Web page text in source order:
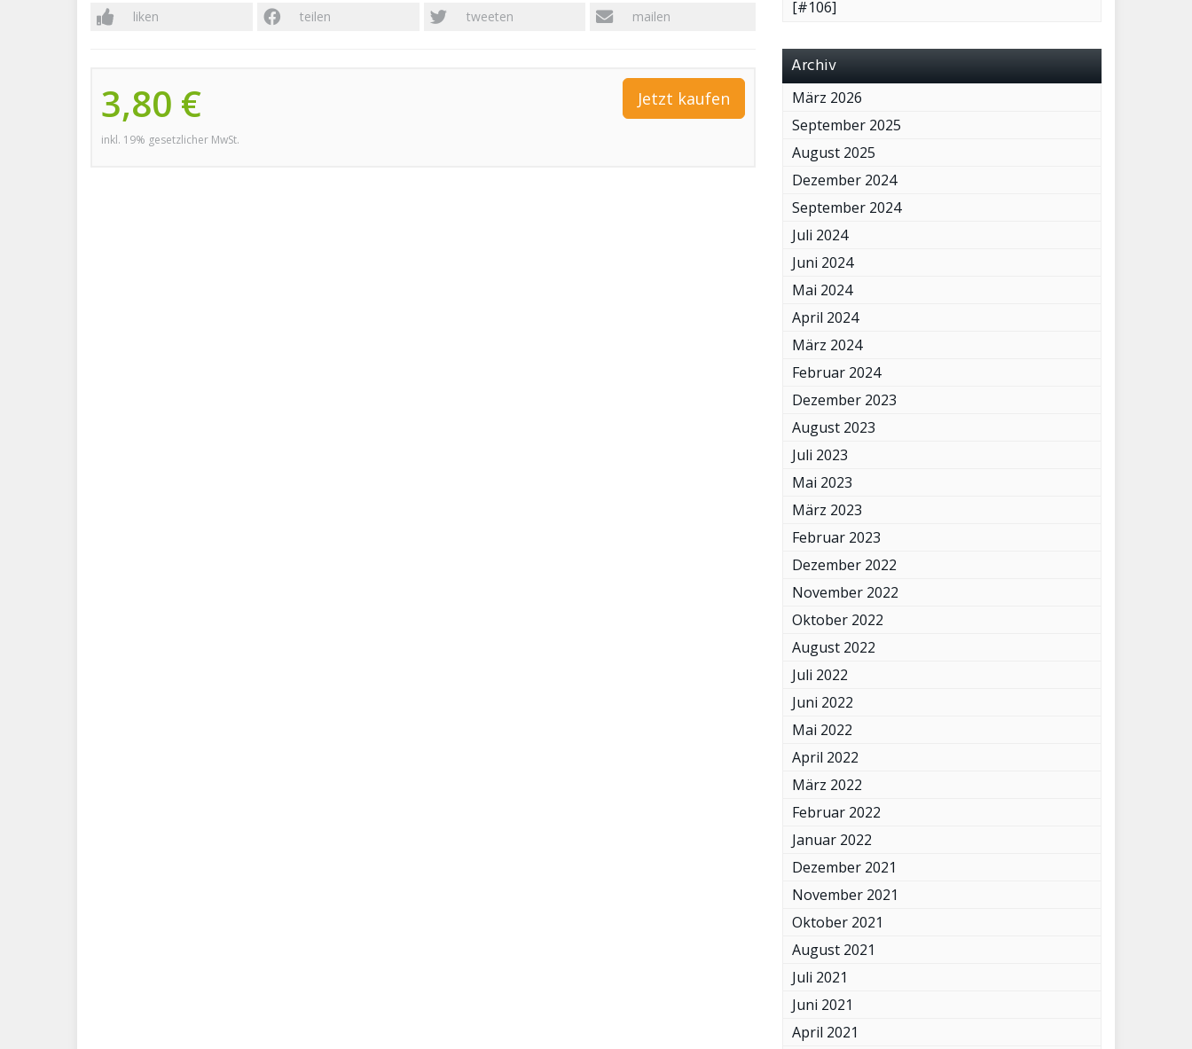
liken teilen tweeten mailen
3,80 €
inkl. 19% gesetzlicher MwSt.
Jetzt kaufen
[#106]
Archiv
März 2026
September 2025
August 2025
Dezember 2024
September 2024
Juli 2024
Juni 2024
Mai 2024
April 2024
März 2024
Februar 2024
Dezember 2023
August 2023
Juli 2023
Mai 2023
März 2023
Februar 2023
Dezember 2022
November 2022
Oktober 2022
August 2022
Juli 2022
Juni 2022
Mai 2022
April 2022
März 2022
Februar 2022
Januar 2022
Dezember 2021
November 2021
Oktober 2021
August 2021
Juli 2021
Juni 2021
April 2021